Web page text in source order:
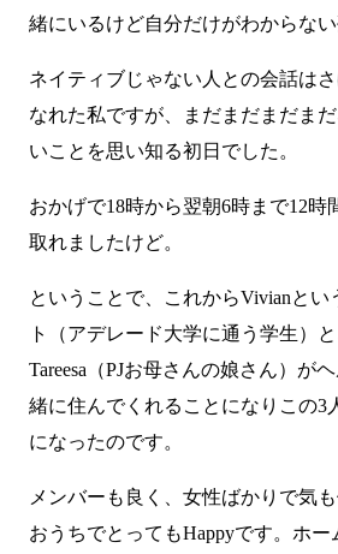
緒にいるけど自分だけがわからない
ネイティブじゃない人との会話は
なれた私ですが、まだまだまだま
いことを思い知る初日でした。
おかげで18時から翌朝6時まで12時
取れましたけど。
ということで、これからVivianとい
ト（アデレード大学に通う学生）
Tareesa（PJお母さんの娘さん）が
緒に住んでくれることになりこの3
になったのです。
メンバーも良く、女性ばかりで気
おうちでとってもHappyです。ホ